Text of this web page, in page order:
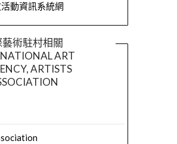
動資訊系統網
藝術駐村相關
ART
ARTISTS